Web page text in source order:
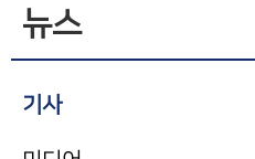
뉴스
기사